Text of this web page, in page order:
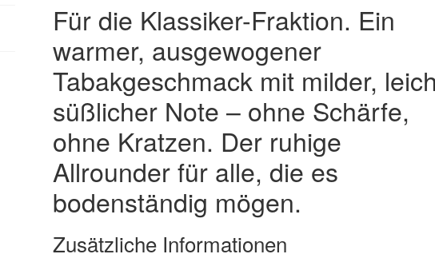
Für die Klassiker-Fraktion. Ein
warmer, ausgewogener
Tabakgeschmack mit milder,
süßlicher Note – ohne Schärfe,
ohne Kratzen. Der ruhige
Allrounder für alle, die es
bodenständig mögen.
Zusätzliche Informationen